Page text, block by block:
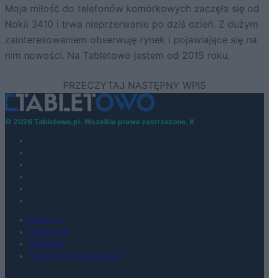
Moja miłość do telefonów komórkowych zaczęła się od
Nokii 3410 i trwa nieprzerwanie po dziś dzień. Z dużym
zainteresowaniem obserwuję rynek i pojawiające się na
nim nowości. Na Tabletowo jestem od 2015 roku.
© 2026 Tabletowo.pl. Wszelkie prawa zastrzeżone. K
KONTAKT
REDAKCJA
REKLAMA
POLITYKA PRYWATNOŚCI